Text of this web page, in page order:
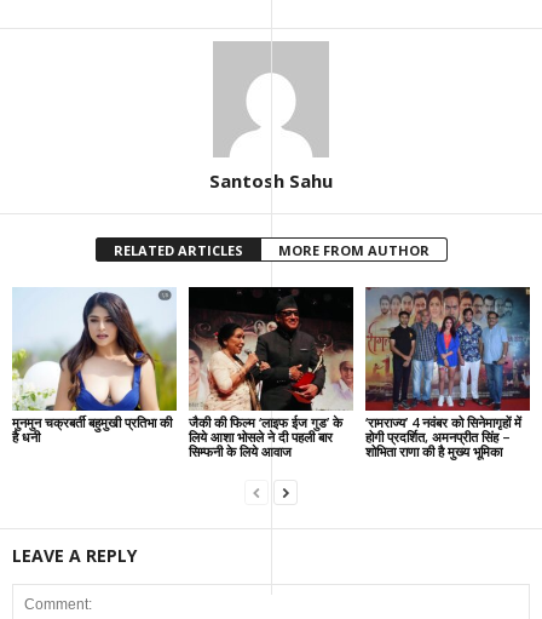
Santosh Sahu
RELATED ARTICLES MORE FROM AUTHOR
मुनमुन चक्रबर्ती बहुमुखी प्रतिभा की
है धनी
जैकी की फिल्म ‘लाइफ ईज गुड’ के
लिये आशा भोसले ने दी पहली बार
सिम्फनी के लिये आवाज
‘रामराज्य’ 4 नवंबर को सिनेमागृहों में
होगी प्रदर्शित, अमनप्रीत सिंह –
शोभिता राणा की है मुख्य भूमिका
LEAVE A REPLY